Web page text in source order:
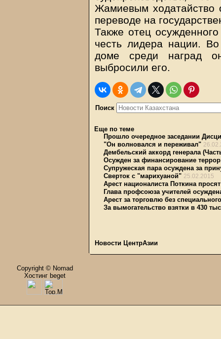
Жамиевым ходатайство
переводе на
Также отец
честь лидера нации.
доме среди наград
выбросили его.
Поиск
Еще по теме
Прошло очередное заседании
"Он волновался и переживал"
Дембельский аккорд генерала
Осужден за финансирование
Супружеская пара осуждена за
Сверток с "марихуаной" 25.02.2015
Арест националиста Поткина
Глава профсоюза учителей
Арест за торговлю без
За вымогательство взятки в 430
Новости ЦентрАзии
Copyright © Nomad
Хостинг beget